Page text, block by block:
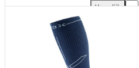
Vergelijk
STOX